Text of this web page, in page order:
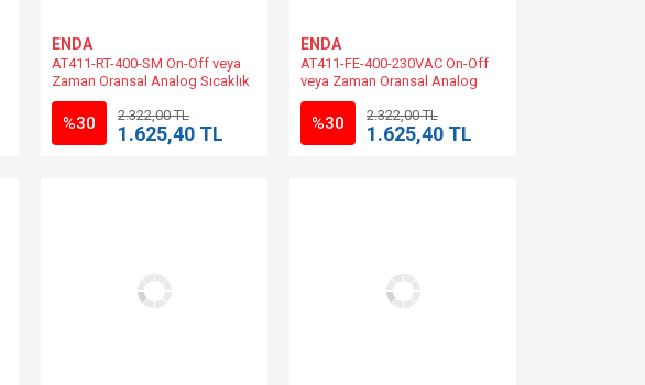
ENDA
AT411-RT-400-SM On-Off veya
Zaman Oransal Analog Sıcaklık
Kontrol 48x48mm 10-30V DC/8-
24V AC | AT411-LV-S08-RT-400
Muadili.
%30 2.322,00 TL
1.625,40 TL
ENDA
AT411-FE-400-230VAC On-Off
veya Zaman Oransal Analog
Sıcaklık Kontrol 48x48mm
230VAC +%10 -%20 | AT411-230-
S08-FE-400 Muadili.
%30 2.322,00 TL
1.625,40 TL